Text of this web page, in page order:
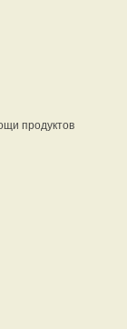
продуктов